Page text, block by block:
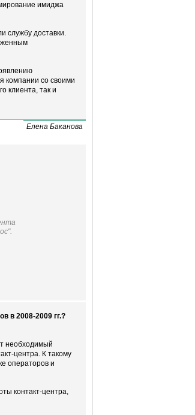
имиджа
службу доставки.
компании со своими
клиента, так и
Елена Баканова
в 2008-2009 гг.?
необходимый
центра. К такому
операторов и
контакт-центра,